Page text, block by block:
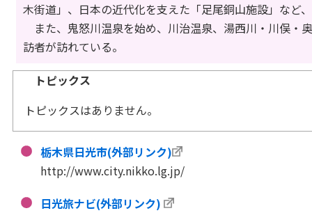
木街道」、日本の近代化を支えた「足尾銅山施設」など
また、鬼怒川温泉を始め、川治温泉、湯西川・川俣・
訪者が訪れている。
トピックス
トピックスはありません。
栃木県日光市(外部リンク)
http://www.city.nikko.lg.jp/
日光旅ナビ(外部リンク)